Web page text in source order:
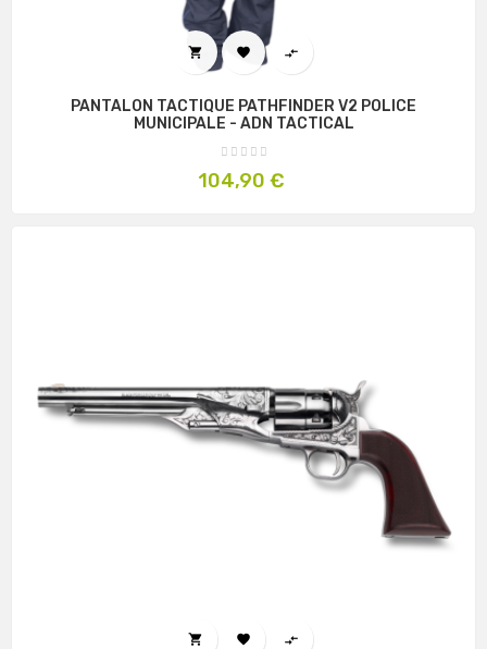
  
PANTALON TACTIQUE PATHFINDER V2 POLICE
MUNICIPALE - ADN TACTICAL
Prix
104,90 €
  